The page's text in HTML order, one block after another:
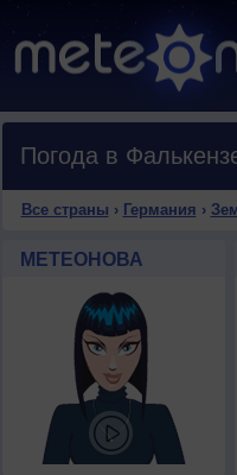
Погода в
Все страны › Германия ›
МЕТЕОНОВА